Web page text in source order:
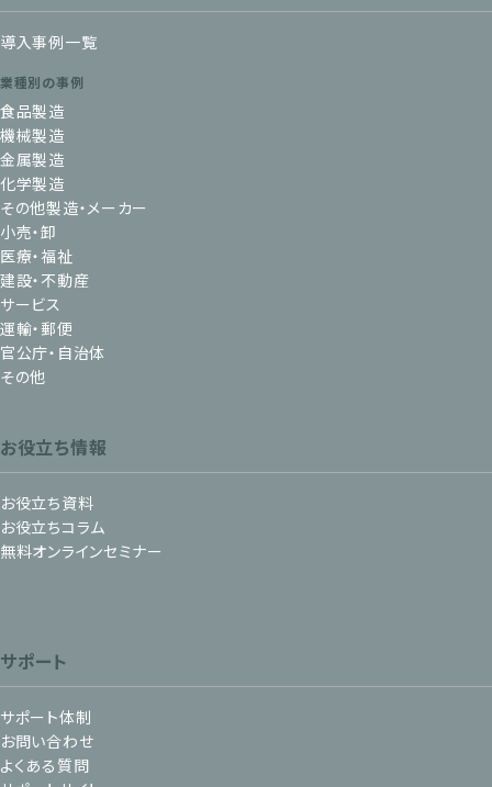
導入事例一覧
業種別の事例
食品製造
機械製造
金属製造
化学製造
その他製造・メーカー
小売・卸
医療・福祉
建設・不動産
サービス
運輸・郵便
官公庁・自治体
その他
お役立ち情報
お役立ち資料
お役立ちコラム
無料オンラインセミナー
サポート
サポート体制
お問い合わせ
よくある質問